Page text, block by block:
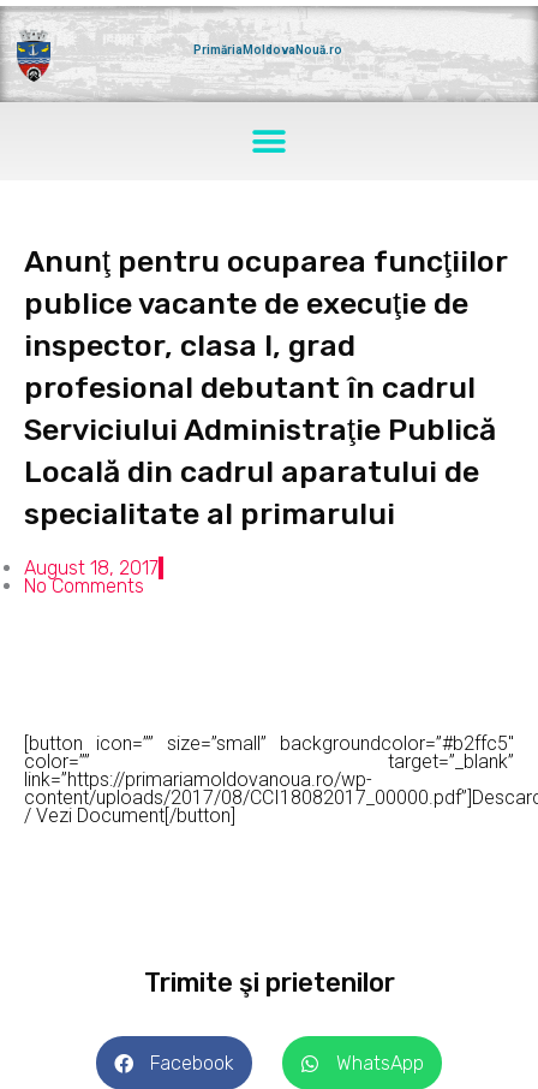
Skip
to
content
PrimăriaMoldovaNouă.ro
Menu
Anunţ pentru ocuparea funcţiilor
publice vacante de execuţie de
inspector, clasa I, grad
profesional debutant în cadrul
Serviciului Administraţie Publică
Locală din cadrul aparatului de
specialitate al primarului
August 18, 2017
No Comments
[button icon=”” size=”small” backgroundcolor=”#b2ffc5″
color=”” target=”_blank”
link=”https://primariamoldovanoua.ro/wp-
content/uploads/2017/08/
/ Vezi Document[/button]
Trimite şi prietenilor
Facebook WhatsApp